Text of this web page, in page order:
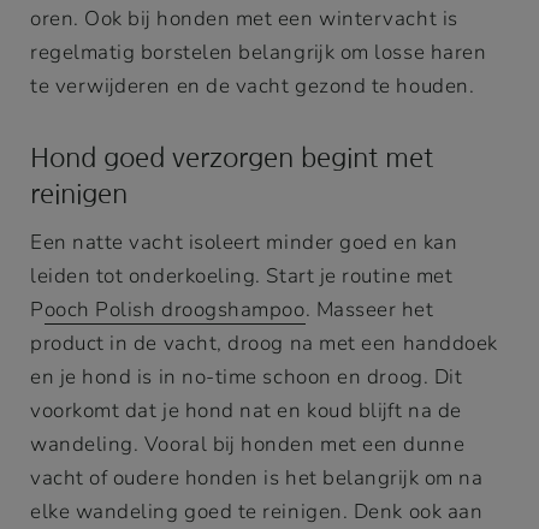
oren. Ook bij honden met een wintervacht is
regelmatig borstelen belangrijk om losse haren
te verwijderen en de vacht gezond te houden.
Hond goed verzorgen begint met
reinigen
Een natte vacht isoleert minder goed en kan
leiden tot onderkoeling. Start je routine met
Pooch Polish droogshampoo. Masseer het
product in de vacht, droog na met een handdoek
en je hond is in no-time schoon en droog. Dit
voorkomt dat je hond nat en koud blijft na de
wandeling. Vooral bij honden met een dunne
vacht of oudere honden is het belangrijk om na
elke wandeling goed te reinigen. Denk ook aan